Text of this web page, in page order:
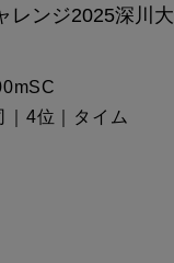
ンジ2025深川大
｜4位｜タイム